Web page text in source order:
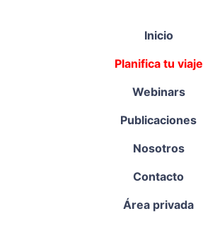
Inicio
Planifica tu viaje
Webinars
Publicaciones
Nosotros
Contacto
Área privada